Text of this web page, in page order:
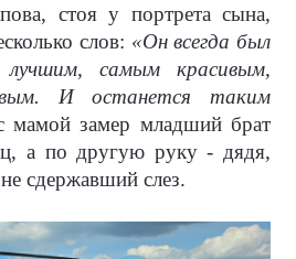
стоя у портрета сына,
слов: «Он всегда был
самым красивым,
И останется таким
мамой замер младший брат
а по другую руку - дядя,
сдержавший слез.